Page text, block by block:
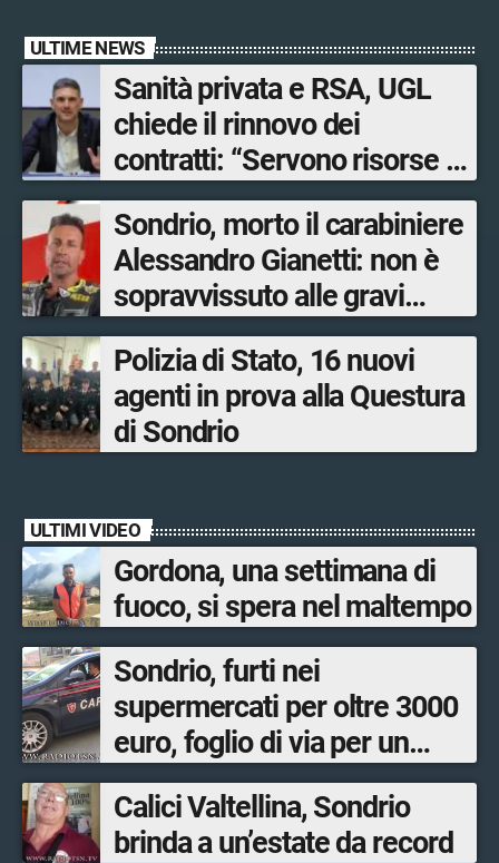
ULTIME NEWS
Sanità privata e RSA, UGL
chiede il rinnovo dei
contratti: “Servono risorse e
salari adeguati”
Sondrio, morto il carabiniere
Alessandro Gianetti: non è
sopravvissuto alle gravi
ustioni
Polizia di Stato, 16 nuovi
agenti in prova alla Questura
di Sondrio
ULTIMI VIDEO
Gordona, una settimana di
fuoco, si spera nel maltempo
Sondrio, furti nei
supermercati per oltre 3000
euro, foglio di via per un
ventinovenne
Calici Valtellina, Sondrio
brinda a un’estate da record